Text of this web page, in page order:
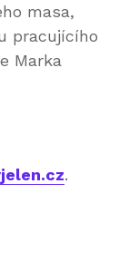
masa,
pracujícího
Marka
.